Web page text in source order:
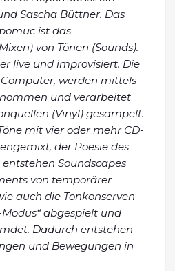
Sascha Büttner. Das
ist das
von Tönen (Sounds).
live und improvisiert. Die
werden mittels
und verarbeitet
(Vinyl) gesampelt.
mit vier oder mehr CD-
der Poesie des
Soundscapes
von temporärer
auch die Tonkonserven
abgespielt und
Dadurch entstehen
und Bewegungen in